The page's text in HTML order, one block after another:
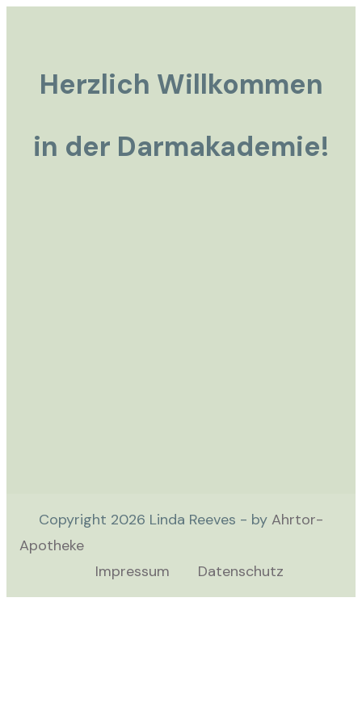
Herzlich Willkommen
in der Darmakademie!
Copyright 2026 Linda Reeves - by Ahrtor-
Apotheke
Impressum
Datenschutz